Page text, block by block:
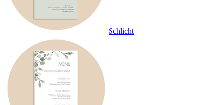
Schlicht